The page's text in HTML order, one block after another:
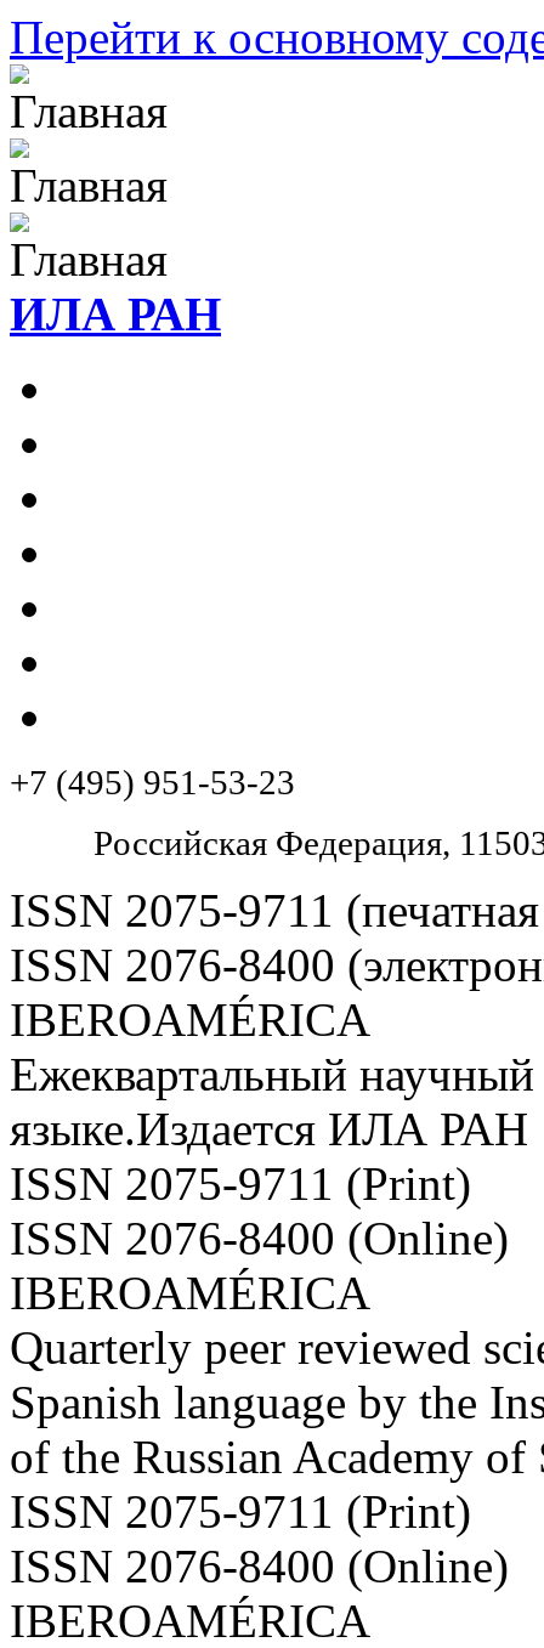
Перейти к основному
ИЛА РАН
+7 (495) 951-53-23
Pоссийская Федерация,
ISSN 2075-9711
ISSN 2076-8400
IBEROAMÉRICA
Ежеквартальный
языке.Издается ИЛА РАН
ISSN 2075-9711 (Print)
ISSN 2076-8400 (Online)
IBEROAMÉRICA
Quarterly peer reviewed
Spanish language by the
of the Russian Academy
ISSN 2075-9711 (Print)
ISSN 2076-8400 (Online)
IBEROAMÉRICA